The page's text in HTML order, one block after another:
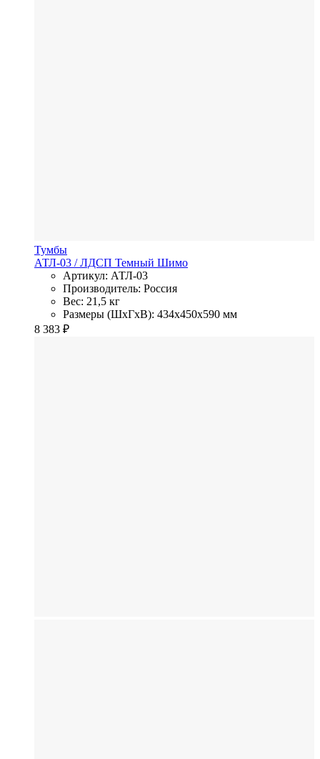
Тумбы
АТЛ-03 / ЛДСП Темный Шимо
Артикул: АТЛ-03
Производитель: Россия
Вес: 21,5 кг
Размеры (ШхГхВ): 434x450x590 мм
8 383 ₽